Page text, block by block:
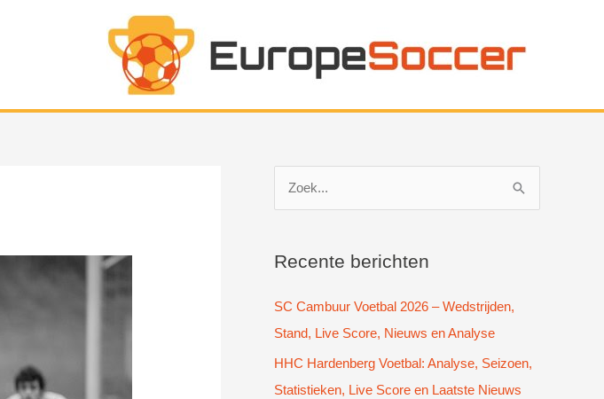
k
a
a
r
:
Recente berichten
SC Cambuur Voetbal 2026 – Wedstrijden,
Stand, Live Score, Nieuws en Analyse
HHC Hardenberg Voetbal: Analyse, Seizoen,
Statistieken, Live Score en Laatste Nieuws